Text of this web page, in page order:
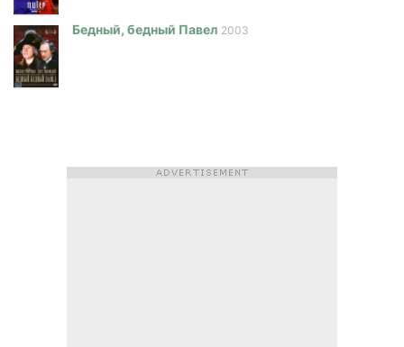
Бедный, бедный Павел 2003